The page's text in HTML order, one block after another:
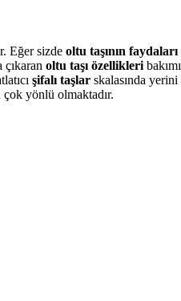
Eğer sizde oltu taşının
oltu taşı özellikleri
şifalı taşlar skalasında
çok yönlü olmaktadır.